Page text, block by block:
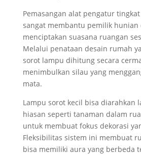
Pemasangan alat pengatur
sangat membantu pemilik hunian
menciptakan suasana ruangan
Melalui penataan desain rumah
sorot lampu dihitung secara
menimbulkan silau yang
mata.
Lampu sorot kecil bisa diarahkan
hiasan seperti tanaman dalam
untuk membuat fokus dekorasi
Fleksibilitas sistem ini membuat
bisa memiliki aura yang berbeda